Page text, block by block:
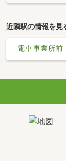
近隣駅の情報を見
電車事業所前